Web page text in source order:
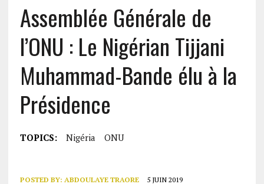
Assemblée Générale de
l’ONU : Le Nigérian Tijjani
Muhammad-Bande élu à la
Présidence
TOPICS: Nigéria ONU
POSTED BY: ABDOULAYE TRAORE 5 JUIN 2019